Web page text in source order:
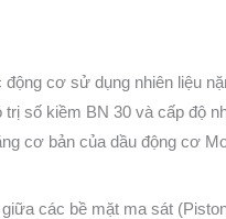
cơ sử dụng nhiên liệu
số kiềm BN 30 và cấp độ
cơ bản của dầu động cơ
các bề mặt ma sát